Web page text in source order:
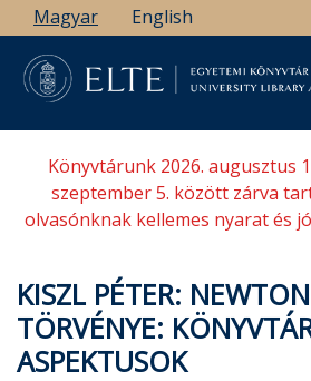
Ugrás
a
tartalomra
Magyar English
Könyvtárunk 2026. augusztus
szeptember 5. között zárva
olvasónknak kellemes nyarat és
KISZL PÉTER:
TÖRVÉNYE:
ASPEKTUSOK